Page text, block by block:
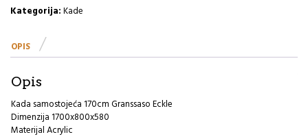
bijela
Eckle
Kategorija:Kade
OPIS
Opis
Kada samostojeća 170cm Granssaso Eckle
Dimenzija 1700x800x580
Materijal Acrylic